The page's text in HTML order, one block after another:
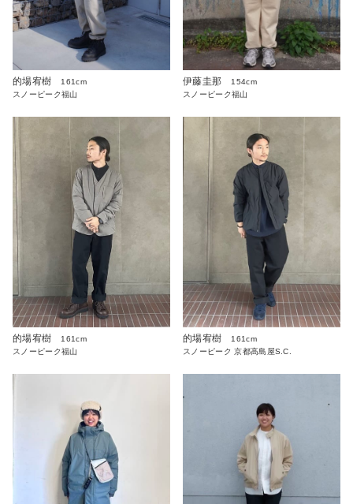
的場宥樹
161cm
スノーピーク福山
伊藤圭那
154cm
スノーピーク福山
的場宥樹
161cm
スノーピーク福山
的場宥樹
161cm
スノーピーク 京都高島屋S.C.